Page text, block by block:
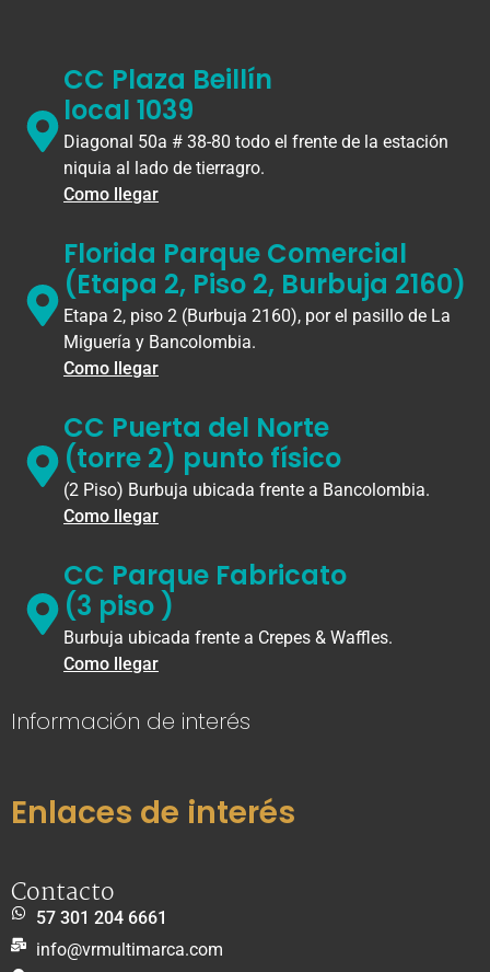
CC Plaza Beillín
local 1039
Diagonal 50a # 38-80 todo el frente de la estación
niquia al lado de tierragro.
Como llegar
Florida Parque Comercial
(Etapa 2, Piso 2, Burbuja 2160)
Etapa 2, piso 2 (Burbuja 2160), por el pasillo de La
Miguería y Bancolombia.
Como llegar
CC Puerta del Norte
(torre 2) punto físico
(2 Piso) Burbuja ubicada frente a Bancolombia.
Como llegar
CC Parque Fabricato
(3 piso )
Burbuja ubicada frente a Crepes & Waffles.
Como llegar
Información de interés
Enlaces de interés
Contacto
57 301 204 6661
info@vrmultimarca.com